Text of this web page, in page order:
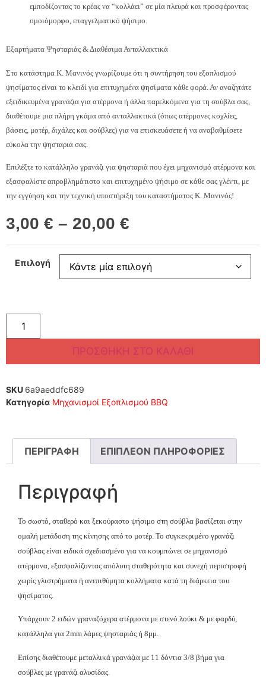
εμποδίζοντας το κρέας να “κολλάει” σε μία πλευρά και προσφέροντας
ομοιόμορφο, επαγγελματικό ψήσιμο.
Εξαρτήματα Ψησταριάς & Διαθέσιμα Ανταλλακτικά
Στο κατάστημα Κ. Μανινός γνωρίζουμε ότι η συντήρηση του εξοπλισμού
ψησίματος είναι το κλειδί για επιτυχημένα ψησίματα κάθε φορά. Αν αναζητάτε
εξειδικευμένα γρανάζια για ατέρμονα ή άλλα παρελκόμενα για τη σούβλα σας,
διαθέτουμε μια πλήρη γκάμα από ανταλλακτικά (όπως ατέρμονες κοχλίες,
βάσεις, μοτέρ, διχάλες και σούβλες) για να επισκευάσετε ή να αναβαθμίσετε
εύκολα την ψησταριά σας.
Επιλέξτε το κατάλληλο γρανάζι για ψησταριά που έχει μηχανισμό ατέρμονα και
εξασφαλίστε απροβλημάτιστο και επιτυχημένο ψήσιμο σε κάθε σας γλέντι, με
την εγγύηση και την τεχνική υποστήριξη του καταστήματος Κ. Μανινός!
3,00 € – 20,00 €
Επιλογή
ΠΡΟΣΘΉΚΗ ΣΤΟ ΚΑΛΆΘΙ
SKU 6a9aeddfc689
Κατηγορία Μηχανισμοί Εξοπλισμού BBQ
ΠΕΡΙΓΡΑΦΉ ΕΠΙΠΛΈΟΝ ΠΛΗΡΟΦΟΡΊΕΣ
Περιγραφή
Το σωστό, σταθερό και ξεκούραστο ψήσιμο στη σούβλα βασίζεται στην
ομαλή μετάδοση της κίνησης από το μοτέρ. Το συγκεκριμένο γρανάζι
σούβλας είναι ειδικά σχεδιασμένο για να κουμπώνει σε μηχανισμό
ατέρμονα, εξασφαλίζοντας απόλυτη σταθερότητα και συνεχή περιστροφή
χωρίς γλιστρήματα ή ανεπιθύμητα κολλήματα κατά τη διάρκεια του
ψησίματος.
Υπάρχουν 2 ειδών γραναζόχερα ατέρμονα με στενό λούκι & με φαρδύ,
κατάλληλα για 2mm λάμες ψησταριάς ή 8μμ.
Επίσης διαθέτουμε μεταλλικά γρανάζια με 11 δόντια 3/8 βήμα για
σούβλες με γρανάζι αλυσίδας.